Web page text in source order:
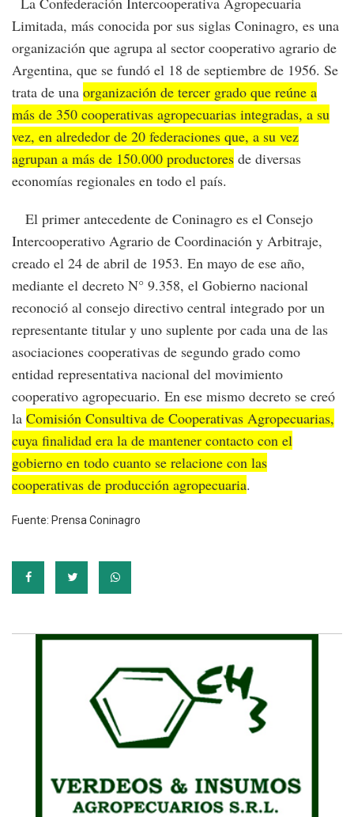
Limitada, más conocida por sus siglas Coninagro, es una
organización que agrupa al sector cooperativo agrario de
Argentina, que se fundó el 18 de septiembre de 1956. Se
trata de una organización de tercer grado que reúne a
más de 350 cooperativas agropecuarias integradas, a su
vez, en alrededor de 20 federaciones que, a su vez
agrupan a más de 150.000 productores de diversas
economías regionales en todo el país.
El primer antecedente de Coninagro es el Consejo
Intercooperativo Agrario de Coordinación y Arbitraje,
creado el 24 de abril de 1953. En mayo de ese año,
mediante el decreto N° 9.358, el Gobierno nacional
reconoció al consejo directivo central integrado por un
representante titular y uno suplente por cada una de las
asociaciones cooperativas de segundo grado como
entidad representativa nacional del movimiento
cooperativo agropecuario. En ese mismo decreto se creó
la Comisión Consultiva de Cooperativas Agropecuarias,
cuya finalidad era la de mantener contacto con el
gobierno en todo cuanto se relacione con las
cooperativas de producción agropecuaria.
Fuente: Prensa Coninagro